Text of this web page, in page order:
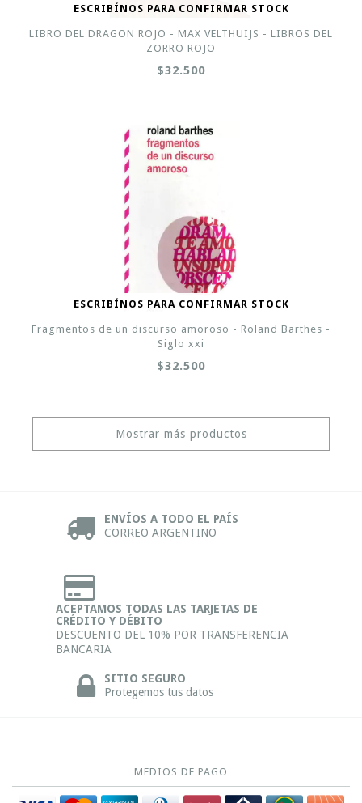
ESCRIBÍNOS PARA CONFIRMAR STOCK
LIBRO DEL DRAGON ROJO - MAX VELTHUIJS - LIBROS DEL
ZORRO ROJO
$32.500
ESCRIBÍNOS PARA CONFIRMAR STOCK
Fragmentos de un discurso amoroso - Roland Barthes -
Siglo xxi
$32.500
Mostrar más productos
ENVÍOS A TODO EL PAÍS
CORREO ARGENTINO
ACEPTAMOS TODAS LAS TARJETAS DE
CRÉDITO Y DÉBITO
DESCUENTO DEL 10% POR TRANSFERENCIA
BANCARIA
SITIO SEGURO
Protegemos tus datos
MEDIOS DE PAGO